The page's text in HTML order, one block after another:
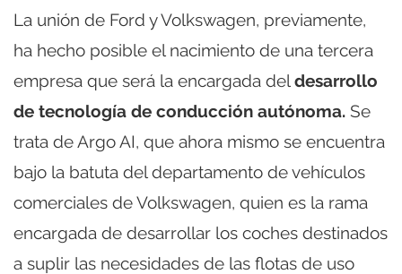
La unión de Ford y Volkswagen, previamente,
ha hecho posible el nacimiento de una tercera
empresa que será la encargada deldesarrollo
de tecnología de conducción autónoma. Se
trata de Argo AI, que ahora mismo se encuentra
bajo la batuta del departamento de vehículos
comerciales de Volkswagen, quien es la rama
encargada de desarrollar los coches destinados
a suplir las necesidades de las flotas de uso